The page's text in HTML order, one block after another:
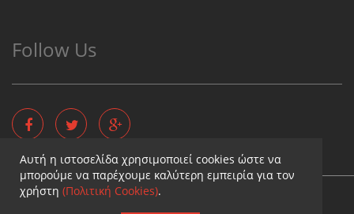
Follow Us
Copyright © - Diaititis.gr - All Rights Reserved.
Αυτή η ιστοσελίδα χρησιμοποιεί cookies ώστε να
μπορούμε να παρέχουμε καλύτερη εμπειρία για τον
χρήστη (Πολιτική Cookies).